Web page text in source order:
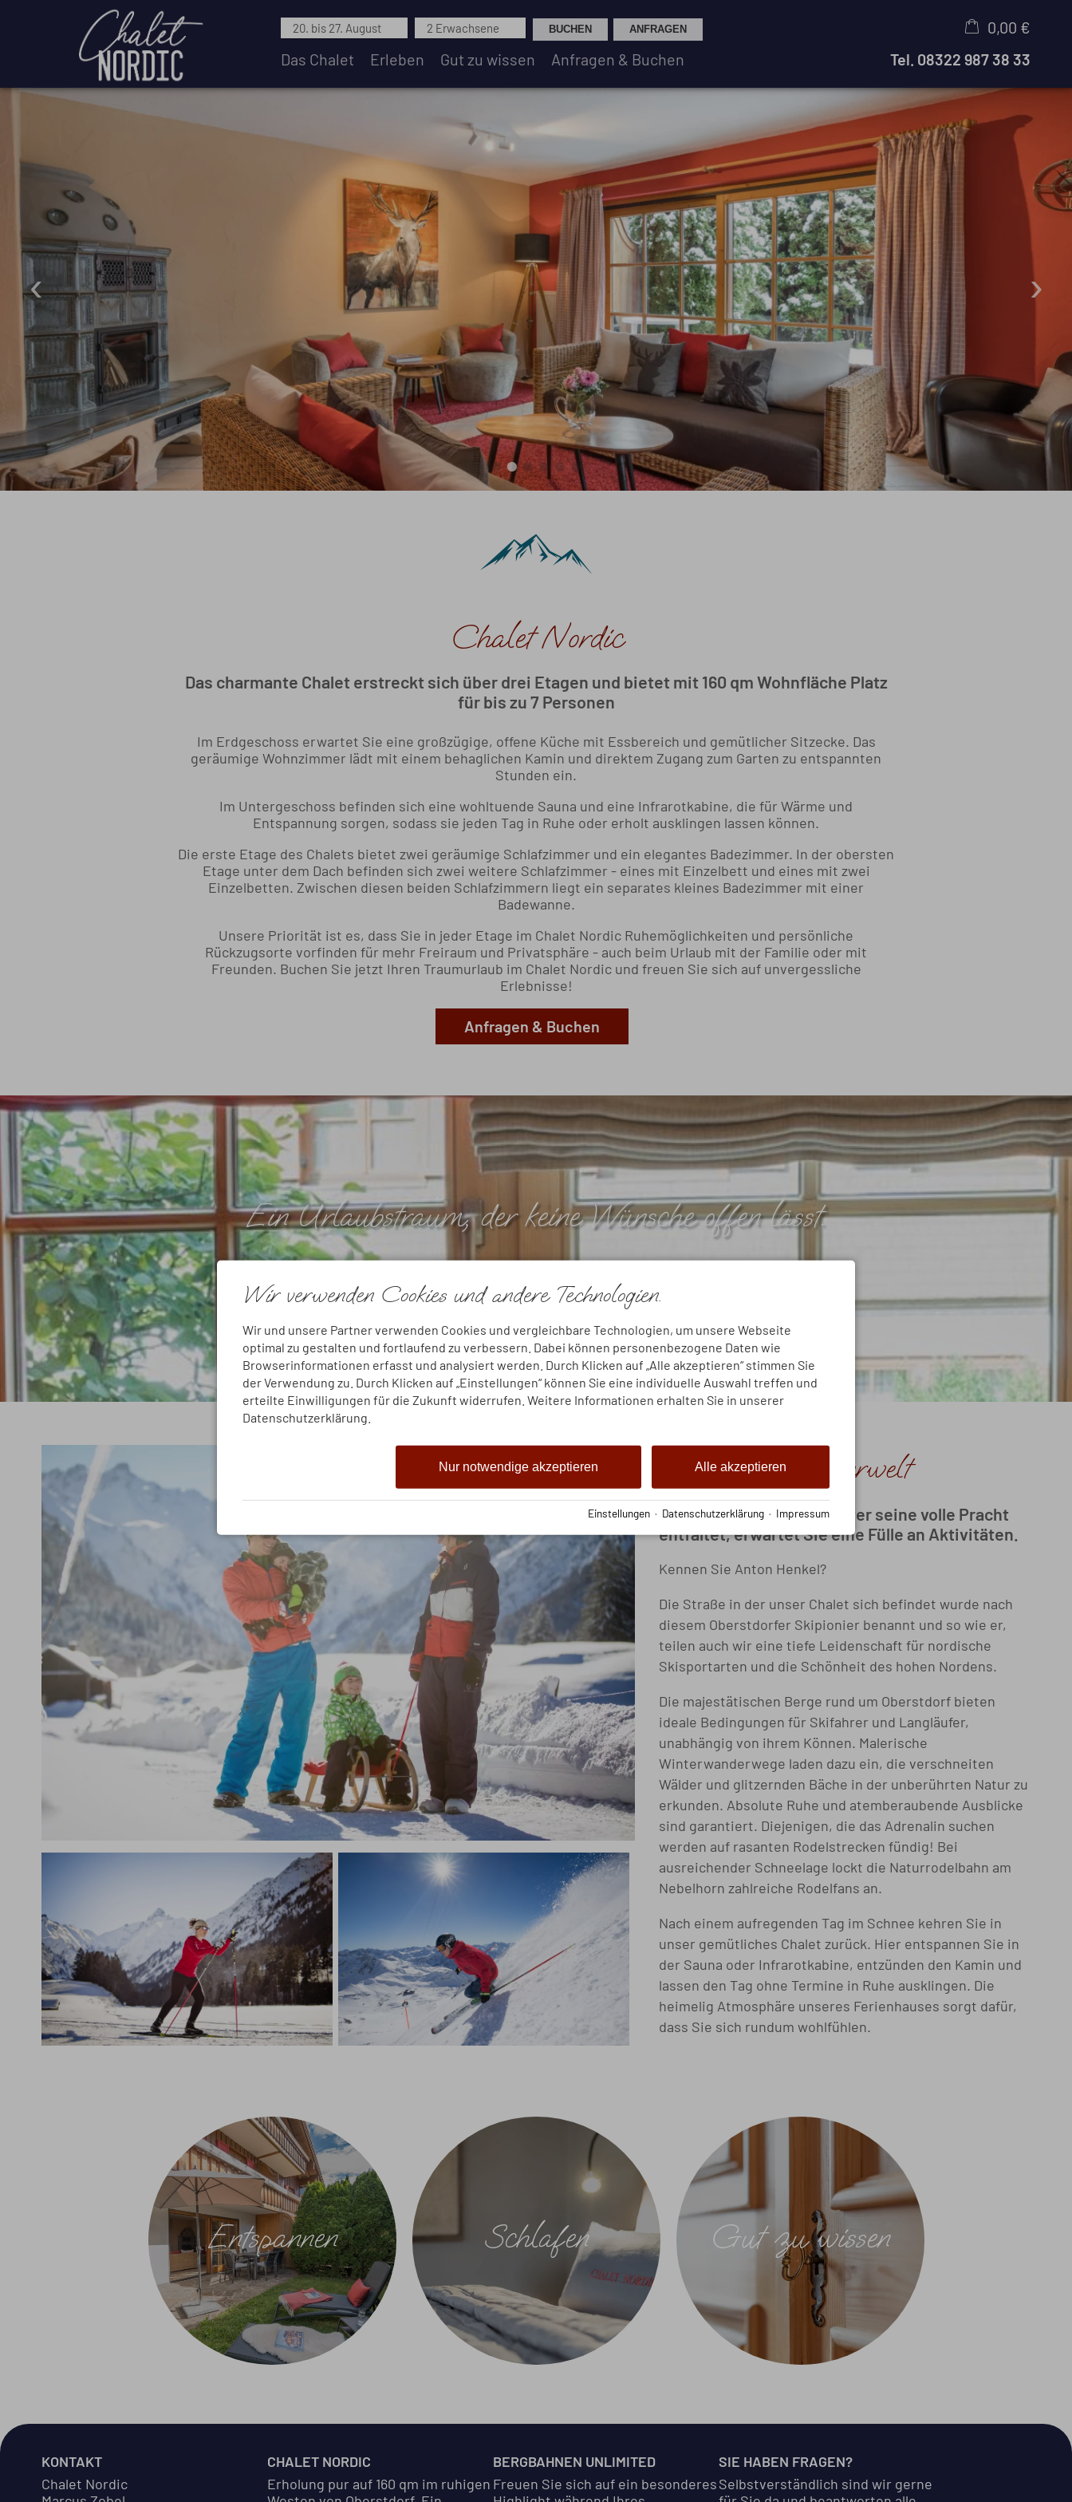
20. bis 27. August 2 Erwachsene
Das Chalet Erleben Gut zu wissen Anfragen & Buchen Tel. 08322 987 38 33
0,00 €
×
Warenkorb ist leer
Chalet Nordic
Das charmante Chalet erstreckt sich über drei Etagen und bietet mit 160 qm Wohnfläche Platz
für bis zu 7 Personen
Im Erdgeschoss erwartet Sie eine großzügige, offene Küche mit Essbereich und gemütlicher Sitzecke. Das
geräumige Wohnzimmer lädt mit einem behaglichen Kamin und direktem Zugang zum Garten zu entspannten
Stunden ein.
Im Untergeschoss befinden sich eine wohltuende Sauna und eine Infrarotkabine, die für Wärme und
Entspannung sorgen, sodass sie jeden Tag in Ruhe oder erholt ausklingen lassen können.
Die erste Etage des Chalets bietet zwei geräumige Schlafzimmer und ein elegantes Badezimmer. In der obersten
Etage unter dem Dach befinden sich zwei weitere Schlafzimmer - eines mit Einzelbett und eines mit zwei
Einzelbetten. Zwischen diesen beiden Schlafzimmern liegt ein separates kleines Badezimmer mit einer
Badewanne.
Unsere Priorität ist es, dass Sie in jeder Etage im Chalet Nordic Ruhemöglichkeiten und persönliche
Rückzugsorte vorfinden für mehr Freiraum und Privatsphäre - auch beim Urlaub mit der Familie oder mit
Freunden. Buchen Sie jetzt Ihren Traumurlaub im Chalet Nordic und freuen Sie sich auf unvergessliche
Erlebnisse!
Anfragen & Buchen
Ein Urlaubstraum, der keine Wünsche offen lässt.
AUSZEIT PLANEN
Glitzernde Winterwelt
In Oberstdorf, wo der Winter seine volle Pracht
entfaltet, erwartet Sie eine Fülle an Aktivitäten.
Kennen Sie Anton Henkel?
Die Straße in der unser Chalet sich befindet wurde nach
diesem Oberstdorfer Skipionier benannt und so wie er,
teilen auch wir eine tiefe Leidenschaft für nordische
Skisportarten und die Schönheit des hohen Nordens.
Die majestätischen Berge rund um Oberstdorf bieten
ideale Bedingungen für Skifahrer und Langläufer,
unabhängig von ihrem Können. Malerische
Winterwanderwege laden dazu ein, die verschneiten
Wälder und glitzernden Bäche in der unberührten Natur zu
erkunden. Absolute Ruhe und atemberaubende Ausblicke
sind garantiert. Diejenigen, die das Adrenalin suchen
werden auf rasanten Rodelstrecken fündig! Bei
ausreichender Schneelage lockt die Naturrodelbahn am
Nebelhorn zahlreiche Rodelfans an.
Nach einem aufregenden Tag im Schnee kehren Sie in
unser gemütliches Chalet zurück. Hier entspannen Sie in
der Sauna oder Infrarotkabine, entzünden den Kamin und
lassen den Tag ohne Termine in Ruhe ausklingen. Die
heimelig Atmosphäre unseres Ferienhauses sorgt dafür,
dass Sie sich rundum wohlfühlen.
Entspannen Schlafen Gut zu wissen
KONTAKT
Chalet Nordic
CHALET NORDIC
Erholung pur auf 160 qm im ruhigen
BERGBAHNEN UNLIMITED
Freuen Sie sich auf ein besonderes
SIE HABEN FRAGEN?
Selbstverständlich sind wir gerne
Wir verwenden Cookies und andere Technologien.
Wir und unsere Partner verwenden Cookies und vergleichbare Technologien, um unsere Webseite
optimal zu gestalten und fortlaufend zu verbessern. Dabei können personenbezogene Daten wie
Browserinformationen erfasst und analysiert werden. Durch Klicken auf „Alle akzeptieren“ stimmen Sie
der Verwendung zu. Durch Klicken auf „Einstellungen“ können Sie eine individuelle Auswahl treffen und
erteilte Einwilligungen für die Zukunft widerrufen. Weitere Informationen erhalten Sie in unserer
Datenschutzerklärung.
Alle akzeptieren
Nur notwendige akzeptieren
Einstellungen · Datenschutzerklärung · Impressum